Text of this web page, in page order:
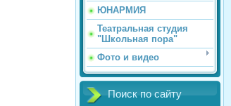
ЮНАРМИЯ
Театральная студия
"Школьная пора"
Фото и видео
Поиск по сайту